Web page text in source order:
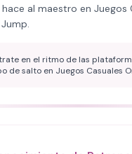
al maestro en Juegos
en el ritmo de las
de salto en Juegos Casuales